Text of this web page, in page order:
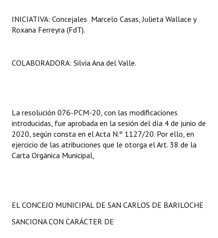
INICIATIVA: Concejales Marcelo Casas, Julieta Wallace y
Roxana Ferreyra (FdT).
COLABORADORA: Silvia Ana del Valle.
La resolución 076-PCM-20, con las modificaciones
introducidas, fue aprobada en la sesión del día 4 de junio de
2020, según consta en el Acta N.º 1127/20. Por ello, en
ejercicio de las atribuciones que le otorga el Art. 38 de la
Carta Orgánica Municipal,
EL CONCEJO MUNICIPAL DE SAN CARLOS DE BARILOCHE
SANCIONA CON CARÁCTER DE